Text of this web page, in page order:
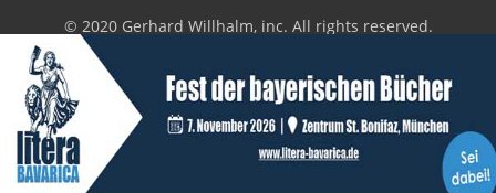
Login
litera bavarica ist eine Unternehmung derHistonauten und der
Edition Luftschiffer(ein Imprint deredition tingeltangel
in Zusammenarbeit mit Gerhard Willhalm (stadtgeschichte-
muenchen.de)
© 2020 Gerhard Willhalm, inc. All rights reserved.